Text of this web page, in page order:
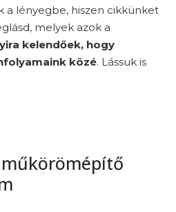
a lényegbe, hiszen cikkünket
melyek azok a
kelendőek, hogy
közé. Lássuk is
műkörömépítő